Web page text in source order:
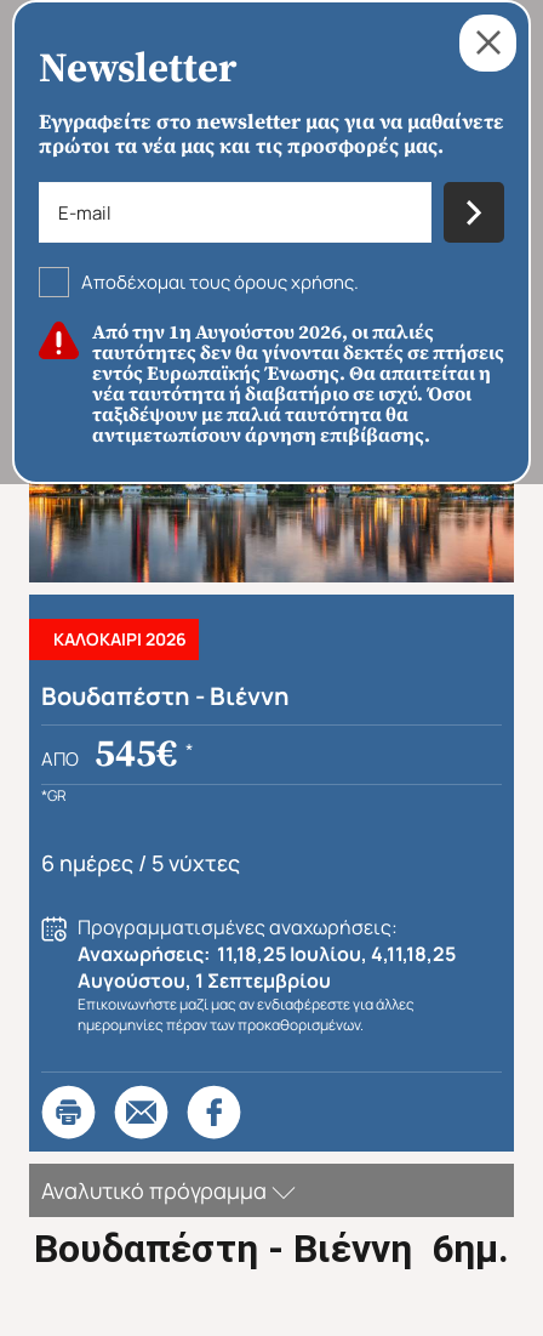
Newsletter
Εγγραφείτε στο newsletter μας για να μαθαίνετε
πρώτοι τα νέα μας και τις προσφορές μας.
Αποδέχομαι τους όρους χρήσης.
Από την 1η Αυγούστου 2026, οι παλιές
ταυτότητες δεν θα γίνονται δεκτές σε πτήσεις
εντός Ευρωπαϊκής Ένωσης. Θα απαιτείται η
νέα ταυτότητα ή διαβατήριο σε ισχύ. Όσοι
ταξιδέψουν με παλιά ταυτότητα θα
αντιμετωπίσουν άρνηση επιβίβασης.
Απευθείας απο Ηράκλειο Εκτός Ευρώπης
ΑΡΧΙΚΗ › ΠΡΟΟΡΙΣΜΟΙ › ΕΥΡΏΠΗ › ΟΥΓΓΑΡΊΑ
ΚΑΛΟΚΑΙΡΙ 2026
Βουδαπέστη - Βιέννη
ΑΠΌ 545€ *
*GR
6 ημέρες / 5 νύχτες
Προγραμματισμένες αναχωρήσεις:
Αναχωρήσεις: 11,18,25 Ιουλίου, 4,11,18,25
Αυγούστου, 1 Σεπτεμβρίου
Επικοινωνήστε μαζί μας αν ενδιαφέρεστε για άλλες
ημερομηνίες πέραν των προκαθορισμένων.
Αναλυτικό πρόγραμμα
Βουδαπέστη - Βιέννη 6ημ.